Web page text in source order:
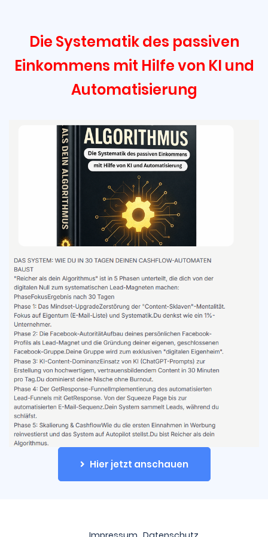
Die Systematik des passiven
Einkommens mit Hilfe von KI und
Automatisierung
Hier jetzt anschauen